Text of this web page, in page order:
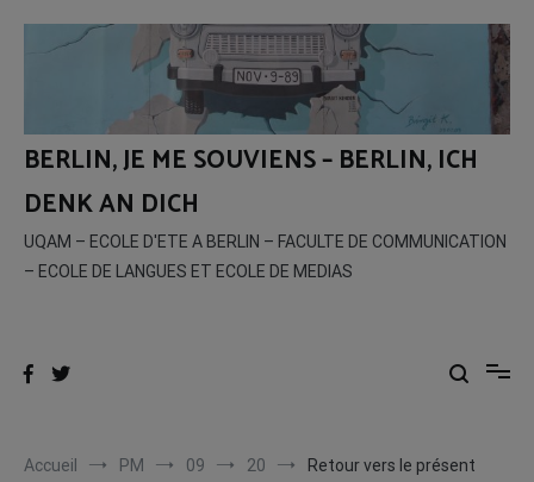
contenu
BERLIN, JE ME SOUVIENS – BERLIN, ICH
DENK AN DICH
UQAM – ECOLE D'ETE A BERLIN – FACULTE DE COMMUNICATION
– ECOLE DE LANGUES ET ECOLE DE MEDIAS
Accueil PM 09 20 Retour vers le présent